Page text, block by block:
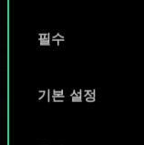
쿠키 사용에 관
필수
기본 설정